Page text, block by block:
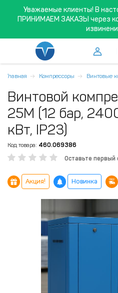
Уважаемые клиенты! В
ПРИНИМАЕМ ЗАКАЗЫ через
Главная Компрессоры Винтовые
Винтовой
25M (12 бар,
кВт, IP23)
Код товара: 460.069386
Оставьте первый
Акция! Новинка